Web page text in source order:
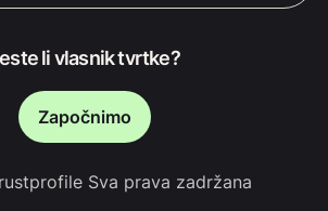
li vlasnik tvrtke?
Započnimo
Sva prava zadržana